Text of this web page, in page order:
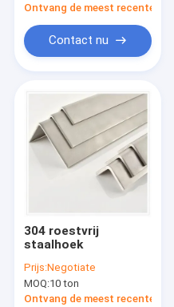
Ontvang de meest recente Prijs
Contact nu
304 roestvrij
staalhoek
Prijs:Negotiate
MOQ:10 ton
Ontvang de meest recente Prijs